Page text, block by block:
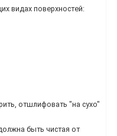
видах поверхностей:
отшлифовать "на сухо"
быть чистая от